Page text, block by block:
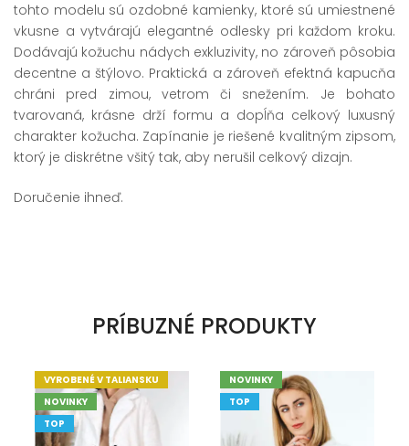
tohto modelu sú ozdobné kamienky, ktoré sú umiestnené
vkusne a vytvárajú elegantné odlesky pri každom kroku.
Dodávajú kožuchu nádych exkluzivity, no zároveň pôsobia
decentne a štýlovo. Praktická a zároveň efektná kapucňa
chráni pred zimou, vetrom či snežením. Je bohato
tvarovaná, krásne drží formu a dopĺňa celkový luxusný
charakter kožucha. Zapínanie je riešené kvalitným zipsom,
ktorý je diskrétne všitý tak, aby nerušil celkový dizajn.
Doručenie ihneď.
PRÍBUZNÉ PRODUKTY
VYROBENÉ V TALIANSKU
NOVINKY
TOP
NOVINKY
TOP